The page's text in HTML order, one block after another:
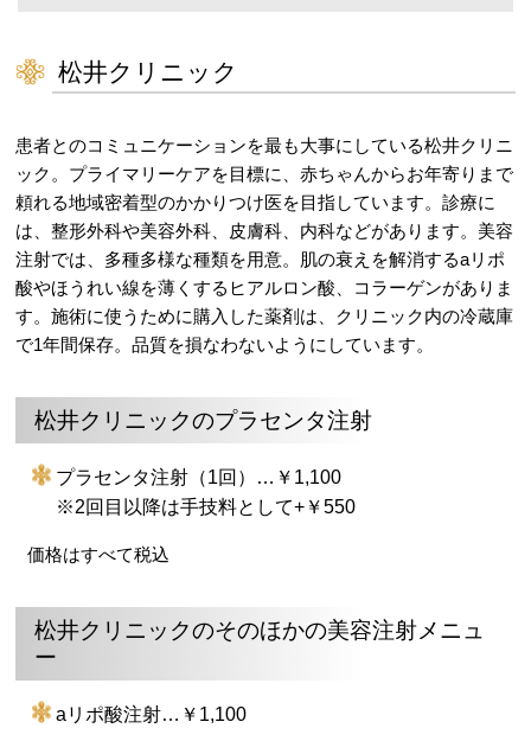
松井クリニック
患者とのコミュニケーションを最も大事にしている松井クリニ
ック。プライマリーケアを目標に、赤ちゃんからお年寄りまで
頼れる地域密着型のかかりつけ医を目指しています。診療に
は、整形外科や美容外科、皮膚科、内科などがあります。美容
注射では、多種多様な種類を用意。肌の衰えを解消するaリポ
酸やほうれい線を薄くするヒアルロン酸、コラーゲンがありま
す。施術に使うために購入した薬剤は、クリニック内の冷蔵庫
で1年間保存。品質を損なわないようにしています。
松井クリニックのプラセンタ注射
プラセンタ注射（1回）…￥1,100
※2回目以降は手技料として+￥550
価格はすべて税込
松井クリニックのそのほかの美容注射メニュ
ー
aリポ酸注射…￥1,100